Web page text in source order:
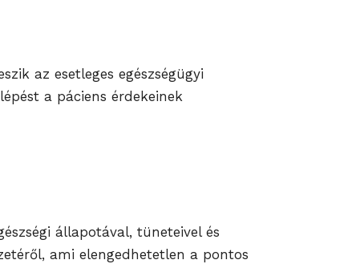
az esetleges egészségügyi
a páciens érdekeinek
állapotával, tüneteivel és
ami elengedhetetlen a pontos